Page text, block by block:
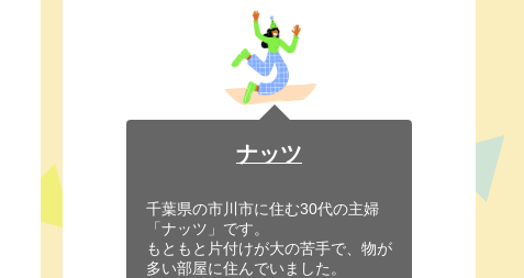
ナッツ
千葉県の市川市に住む30代の主婦
「ナッツ」です。
もともと片付けが大の苦手で、物が
多い部屋に住んでいました。